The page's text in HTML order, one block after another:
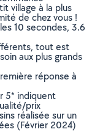
village à la plus
de chez vous !
10 secondes, 3.6
tout est
aux plus grands
réponse à
5* indiquent
prix
réalisée sur un
(Février 2024)